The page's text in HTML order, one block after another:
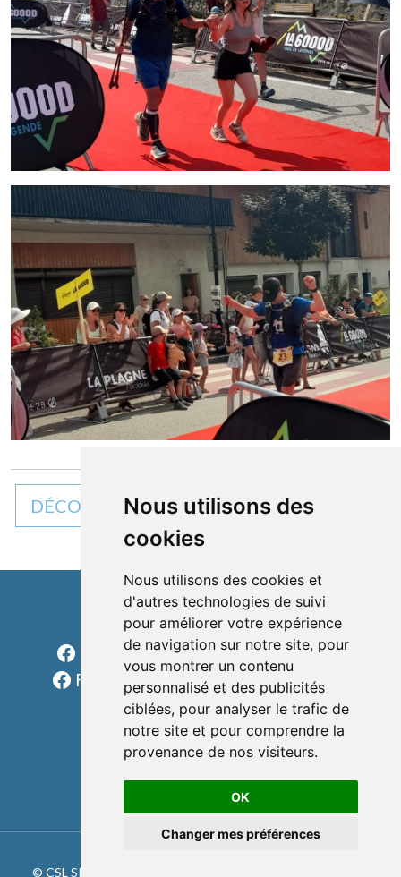
Nous utilisons des
cookies
Nous utilisons des cookies et
d'autres technologies de suivi
pour améliorer votre expérience
de navigation sur notre site, pour
vous montrer un contenu
personnalisé et des publicités
ciblées, pour analyser le trafic de
notre site et pour comprendre la
provenance de nos visiteurs.
OK
Changer mes préférences
DÉCOUVREZ TOUTES NOS ACTUALITÉS
Cléon d'Andran
Facebook Charols Sports Loisirs
Facebook Les rondes charolaises
formulaire
téléphone
e-mail
© CSL SPORTS 2023 |